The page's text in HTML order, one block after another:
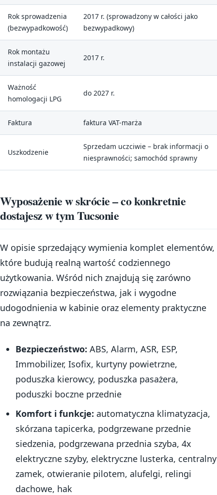
Rok sprowadzenia
(bezwypadkowość)
2017 r. (sprowadzony w całości jako
bezwypadkowy)
Rok montażu
instalacji gazowej
2017 r.
Ważność
homologacji LPG
do 2027 r.
Faktura faktura VAT-marża
Uszkodzenie
Sprzedam uczciwie – brak informacji o
niesprawności; samochód sprawny
Wyposażenie w skrócie – co konkretnie
dostajesz w tym Tucsonie
W opisie sprzedający wymienia komplet elementów,
które budują realną wartość codziennego
użytkowania. Wśród nich znajdują się zarówno
rozwiązania bezpieczeństwa, jak i wygodne
udogodnienia w kabinie oraz elementy praktyczne
na zewnątrz.
Bezpieczeństwo: ABS, Alarm, ASR, ESP,
Immobilizer, Isofix, kurtyny powietrzne,
poduszka kierowcy, poduszka pasażera,
poduszki boczne przednie
Komfort i funkcje: automatyczna klimatyzacja,
skórzana tapicerka, podgrzewane przednie
siedzenia, podgrzewana przednia szyba, 4x
elektryczne szyby, elektryczne lusterka, centralny
zamek, otwieranie pilotem, alufelgi, relingi
dachowe, hak